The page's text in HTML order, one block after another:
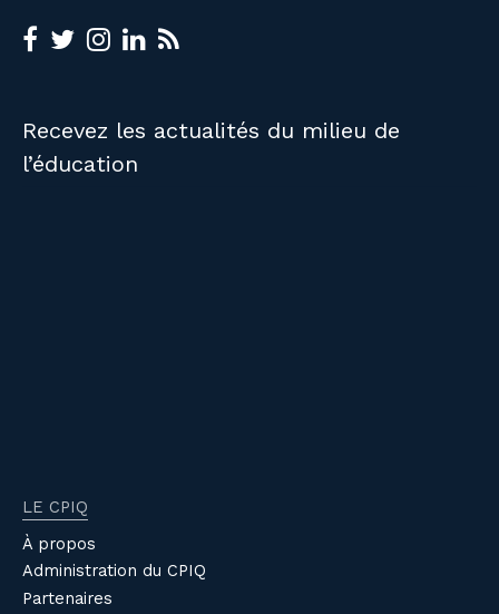
Recevez les actualités du milieu de
l’éducation
LE CPIQ
À propos
Administration du CPIQ
Partenaires